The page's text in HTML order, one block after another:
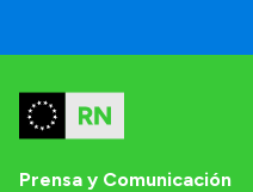
Prensa y Comunicación